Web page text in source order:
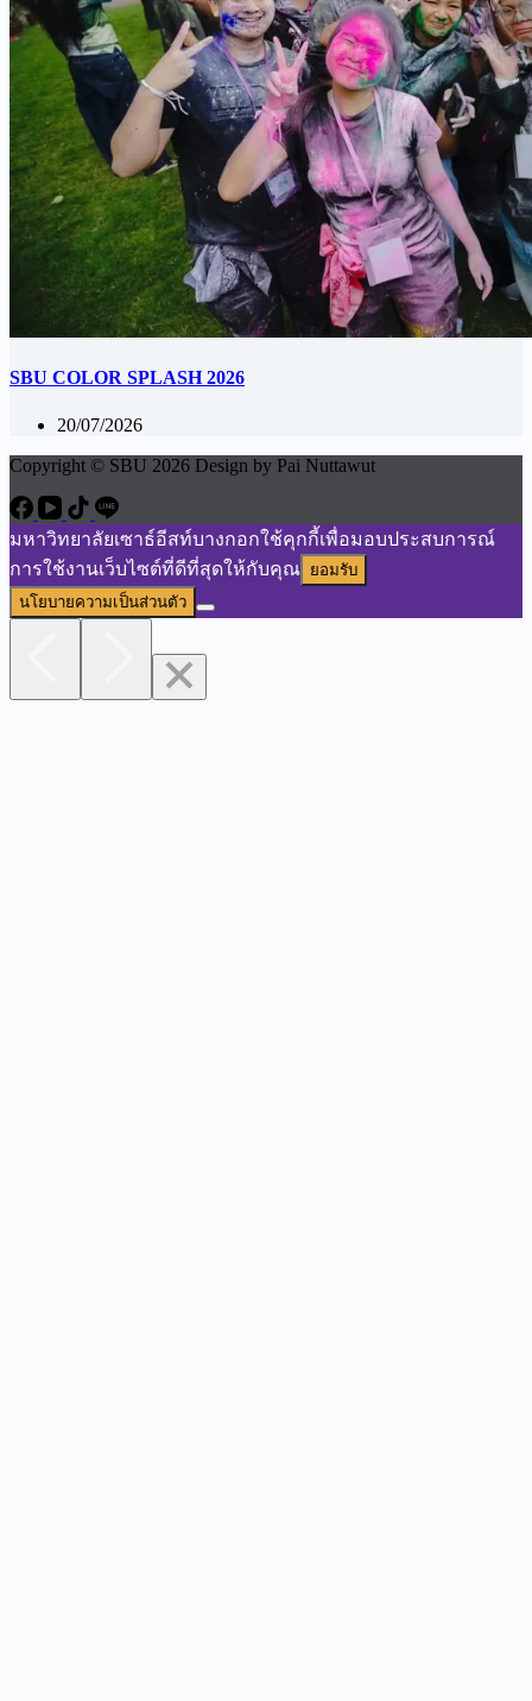
SBU COLOR SPLASH 2026
20/07/2026
Copyright © SBU 2026 Design by Pai Nuttawut
มหาวิทยาลัยเซาธ์อีสท์บางกอกใช้คุกกี้เพื่อมอบประสบการณ์
การใช้งานเว็บไซต์ที่ดีที่สุดให้กับคุณ ยอมรับ
นโยบายความเป็นส่วนตัว